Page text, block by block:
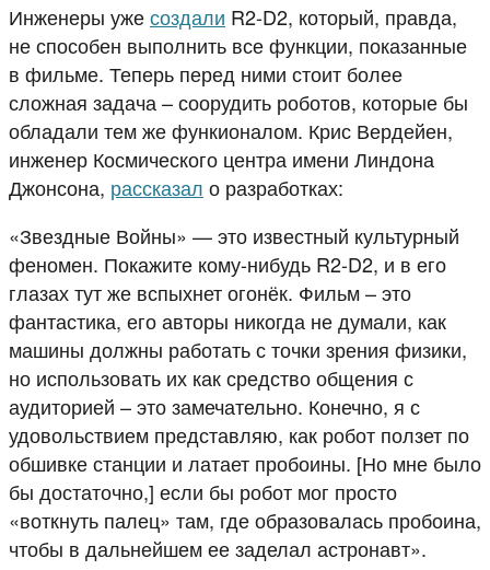
Инженеры ужесоздали R2-D2, который, правда,
не способен выполнить все функции, показанные
в фильме. Теперь перед ними стоит более
сложная задача – соорудить роботов, которые бы
обладали тем же функионалом. Крис Вердейен,
инженер Космического центра имени Линдона
Джонсона, рассказал о разработках:
«Звездные Войны» — это известный культурный
феномен. Покажите кому-нибудь R2-D2, и в его
глазах тут же вспыхнет огонёк. Фильм – это
фантастика, его авторы никогда не думали, как
машины должны работать с точки зрения физики,
но использовать их как средство общения с
аудиторией – это замечательно. Конечно, я с
удовольствием представляю, как робот ползет по
обшивке станции и латает пробоины. [Но мне было
бы достаточно,] если бы робот мог просто
«воткнуть палец» там, где образовалась пробоина,
чтобы в дальнейшем ее заделал астронавт».